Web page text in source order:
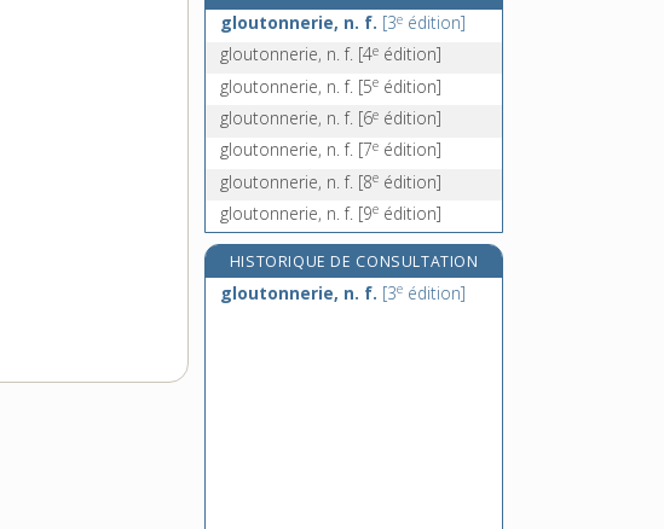
glucagon, n. m.
glucide, n. m.
glucidique, adj.
gloutonnerie, n. f. [3e édition]
gloutonnerie, n. f. [4e édition]
gloutonnerie, n. f. [5e édition]
gloutonnerie, n. f. [6e édition]
gloutonnerie, n. f. [7e édition]
gloutonnerie, n. f. [8e édition]
gloutonnerie, n. f. [9e édition]
HISTORIQUE DE CONSULTATION
gloutonnerie, n. f. [3e édition]